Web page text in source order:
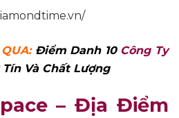
Điểm Danh 10 Công Ty
Tín Và Chất Lượng
– Địa Điểm